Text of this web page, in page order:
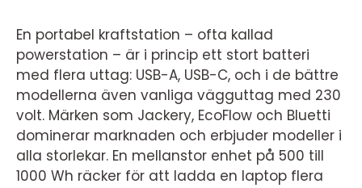
En portabel kraftstation – ofta kallad
powerstation – är i princip ett stort batteri
med flera uttag: USB-A, USB-C, och i de bättre
modellerna även vanliga vägguttag med 230
volt. Märken som Jackery, EcoFlow och Bluetti
dominerar marknaden och erbjuder modeller i
alla storlekar. En mellanstor enhet på 500 till
1000 Wh räcker för att ladda en laptop flera